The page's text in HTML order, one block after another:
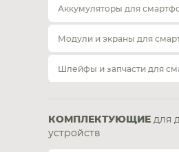
Аккумуляторы для
Модули и экраны для
Шлейфы и запчасти для
КОМПЛЕКТУЮЩИЕ для
устройств